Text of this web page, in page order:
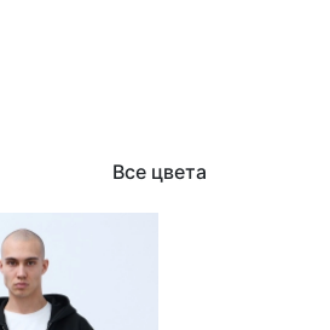
Все цвета